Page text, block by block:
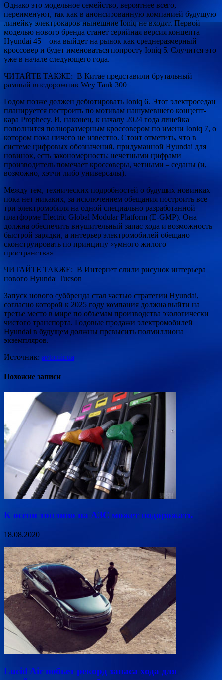
Однако это модельное семейство, вероятнее всего,
переименуют, так как в анонсированную компанией будущую
линейку электрокаров нынешние Ioniq не входят. Первой
моделью нового бренда станет серийная версия концепта
Hyundai 45 – она выйдет на рынок как среднеразмерный
кроссовер и будет именоваться попросту Ioniq 5. Случится это
уже в начале следующего года.
ЧИТАЙТЕ ТАКЖЕ: В Китае представили брутальный
рамный внедорожник Wey Tank 300
Годом позже должен дебютировать Ioniq 6. Этот электроседан
планируется построить по мотивам нашумевшего концепт-
кара Prophecy. И, наконец, к началу 2024 года линейка
пополнится полноразмерным кроссовером по имени Ioniq 7, о
котором пока ничего не известно. Стоит отметить, что в
системе цифровых обозначений, придуманной Hyundai для
новинок, есть закономерность: нечетными цифрами
производитель помечает кроссоверы, четными – седаны (и,
возможно, хэтчи либо универсалы).
Между тем, технических подробностей о будущих новинках
пока нет никаких, за исключением обещания построить все
три электромобиля на одной специально разработанной
платформе Electric Global Modular Platform (E-GMP). Она
должна обеспечить внушительный запас хода и возможность
быстрой зарядки, а интерьер электромобилей обещано
сконструировать по принципу «умного жилого
пространства».
ЧИТАЙТЕ ТАКЖЕ: В Интернет слили рисунок интерьера
нового Hyundai Tucson
Запуск нового суббренда стал частью стратегии Hyundai,
согласно которой к 2025 году компания должна выйти на
третье место в мире по объемам производства экологически
чистого транспорта. Годовые продажи электромобилей
Hyundai в будущем должны превысить полмиллиона
экземпляров.
Источник: avtomir.ua
Похожие записи
К осени топливо на АЗС может подорожать
18.08.2020
Lucid Air побьет рекорд запаса хода для